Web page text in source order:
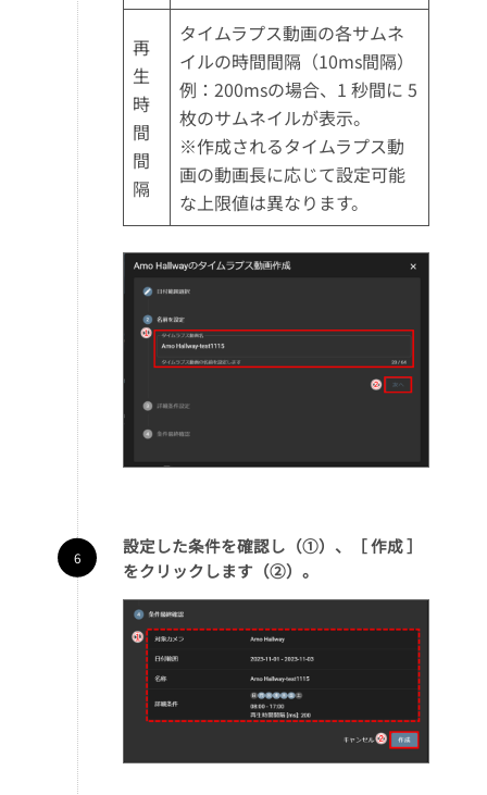
再
生
時
間
間
隔
タイムラプス動画の各サムネ
イルの時間間隔（10ms間隔）
例：200msの場合、1 秒間に 5
枚のサムネイルが表示。
※作成されるタイムラプス動
画の動画長に応じて設定可能
な上限値は異なります。
設定した条件を確認し（①）、［ 作成 ］
をクリックします（②）。